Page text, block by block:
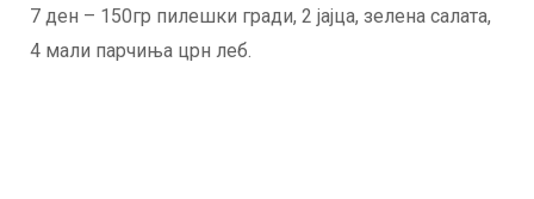
7 ден – 150гр пилешки гради, 2 јајца, зелена салата,
4 мали парчиња црн леб.